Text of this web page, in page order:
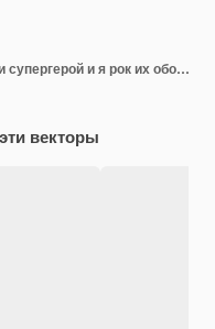
У меня есть два названия папа и супергерой и я рок их обоих типографии вектор для дня отца футболки
векторы